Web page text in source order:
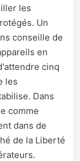
les
Un
conseille de
en
cinq
les
Dans
comme
dans de
de la Liberté